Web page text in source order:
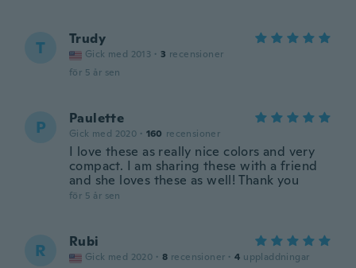
T Trudy
Gick med 2013 · 3 recensioner
för 5 år sen
P Paulette
Gick med 2020 · 160 recensioner
I love these as really nice colors and very
compact. I am sharing these with a friend
and she loves these as well! Thank you
för 5 år sen
R Rubi
Gick med 2020 · 8 recensioner · 4 uppladdningar